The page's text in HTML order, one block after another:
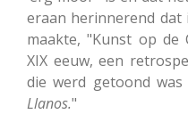
eraan herinnerend
maakte, "Kunst op de
XIX eeuw, een
die werd getoond was
Llanos."